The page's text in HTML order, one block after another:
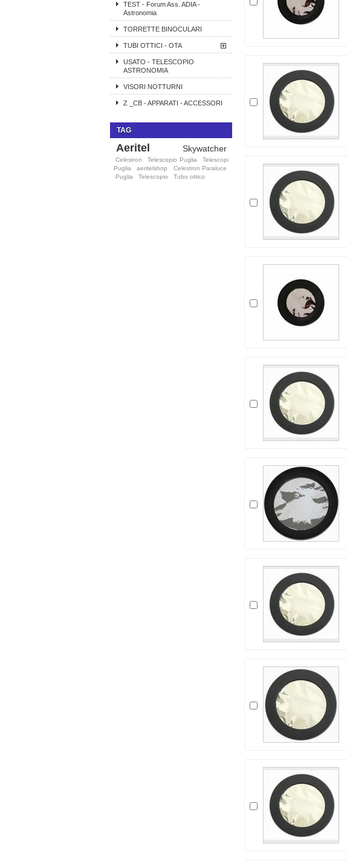
TEST - Forum Ass. ADIA -
Astronomia
TORRETTE BINOCULARI
TUBI OTTICI - OTA
USATO - TELESCOPIO
ASTRONOMIA
VISORI NOTTURNI
Z _CB - APPARATI - ACCESSORI
TAG
Aeritel Skywatcher
Celestron Telescopio Puglia
Telescopi
Puglia
aeritelshop
Celestron Paraluce
Puglia
Telescopio Tubo ottico